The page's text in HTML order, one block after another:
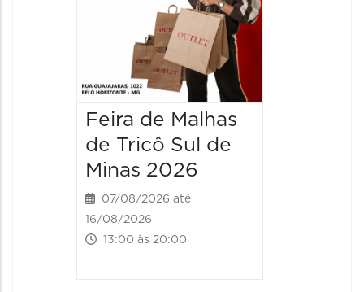
Feira de Malhas
de Tricô Sul de
Minas 2026
07/08/2026 até
16/08/2026
13:00 às 20:00